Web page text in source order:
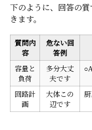
下のように、回答の
きます。
質問内
容
危ない回
答例
容量と
負荷
多分大丈
夫です
回路計
画
大体この
辺です